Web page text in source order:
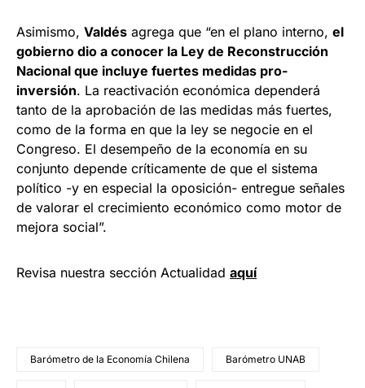
Asimismo, Valdés agrega que “en el plano interno, el
gobierno dio a conocer la Ley de Reconstrucción
Nacional que incluye fuertes medidas pro-
inversión. La reactivación económica dependerá
tanto de la aprobación de las medidas más fuertes,
como de la forma en que la ley se negocie en el
Congreso. El desempeño de la economía en su
conjunto depende críticamente de que el sistema
político -y en especial la oposición- entregue señales
de valorar el crecimiento económico como motor de
mejora social”.
Revisa nuestra sección Actualidad aquí
Barómetro de la Economía Chilena Barómetro UNAB